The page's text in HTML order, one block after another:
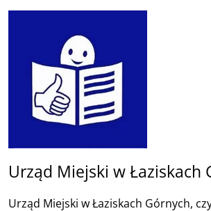
Urząd Miejski w Łaziskach
Urząd Miejski w Łaziskach Górnych,